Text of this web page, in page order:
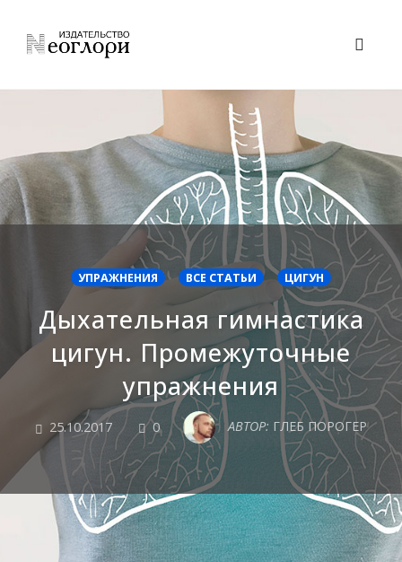
УПРАЖНЕНИЯ ВСЕ СТАТЬИ ЦИГУН
Дыхательная гимнастика
цигун. Промежуточные
упражнения
25.10.2017 0COMMENTSАВТОР: ГЛЕБ ПОРОГЕР